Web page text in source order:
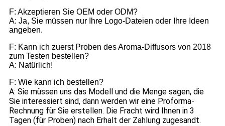
F: Akzeptieren Sie OEM oder ODM?
A: Ja, Sie müssen nur Ihre Logo-Dateien oder Ihre Ideen
angeben.
F: Kann ich zuerst Proben des Aroma-Diffusors von 2018
zum Testen bestellen?
A: Natürlich!
F: Wie kann ich bestellen?
A: Sie müssen uns das Modell und die Menge sagen, die
Sie interessiert sind, dann werden wir eine Proforma-
Rechnung für Sie erstellen. Die Fracht wird Ihnen in 3
Tagen (für Proben) nach Erhalt der Zahlung zugesandt.